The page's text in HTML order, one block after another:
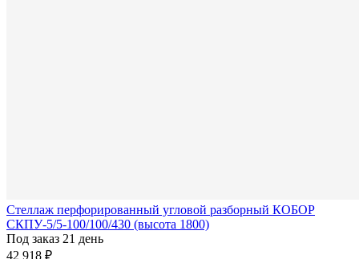
Стеллаж перфорированный угловой разборный КОБОР
СКПУ-5/5-100/100/430 (высота 1800)
Под заказ 21 день
42 918 ₽